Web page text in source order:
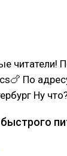
читатели!
По
Ну